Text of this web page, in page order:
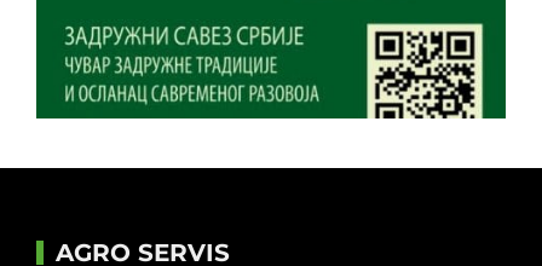
AGRO SERVIS